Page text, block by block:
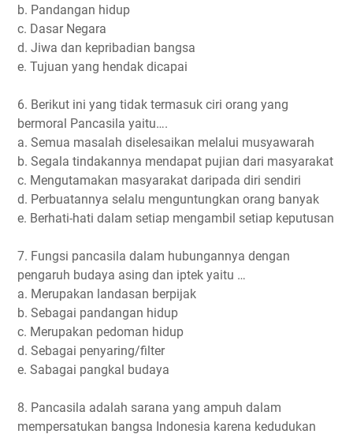
b. Pandangan hidup
c. Dasar Negara
d. Jiwa dan kepribadian bangsa
e. Tujuan yang hendak dicapai
6. Berikut ini yang tidak termasuk ciri orang yang
bermoral Pancasila yaitu….
a. Semua masalah diselesaikan melalui musyawarah
b. Segala tindakannya mendapat pujian dari masyarakat
c. Mengutamakan masyarakat daripada diri sendiri
d. Perbuatannya selalu menguntungkan orang banyak
e. Berhati-hati dalam setiap mengambil setiap keputusan
7. Fungsi pancasila dalam hubungannya dengan
pengaruh budaya asing dan iptek yaitu …
a. Merupakan landasan berpijak
b. Sebagai pandangan hidup
c. Merupakan pedoman hidup
d. Sebagai penyaring/filter
e. Sabagai pangkal budaya
8. Pancasila adalah sarana yang ampuh dalam
mempersatukan bangsa Indonesia karena kedudukan